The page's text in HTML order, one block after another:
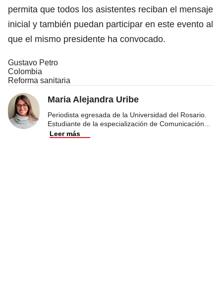
permita que todos los asistentes reciban el mensaje
inicial y también puedan participar en este evento al
que el mismo presidente ha convocado.
Gustavo Petro
Colombia
Reforma sanitaria
Maria Alejandra Uribe
Periodista egresada de la Universidad del Rosario.
Estudiante de la especialización de Comunicación
Leer más